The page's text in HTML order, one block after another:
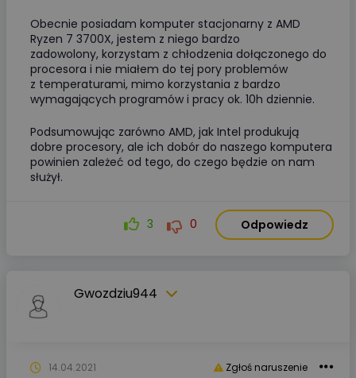
Obecnie posiadam komputer stacjonarny z AMD
Ryzen 7 3700X, jestem z niego bardzo
zadowolony, korzystam z chłodzenia dołączonego do
procesora i nie miałem do tej pory problemów
z temperaturami, mimo korzystania z bardzo
wymagających programów i pracy ok. 10h dziennie.
Podsumowując zarówno AMD, jak Intel produkują
dobre procesory, ale ich dobór do naszego komputera
powinien zależeć od tego, do czego będzie on nam
służył.
3 0 Odpowiedz
Gwozdziu944
Zgłoś naruszenie
14.04.2021